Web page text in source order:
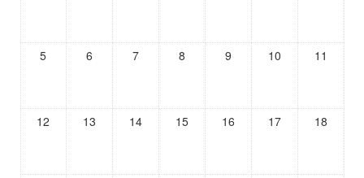
5 6 7 8 9 10 11
12 13 14 15 16 17 18